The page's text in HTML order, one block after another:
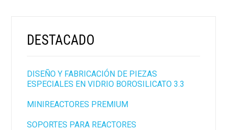
DESTACADO
DISEÑO Y FABRICACIÓN DE PIEZAS
ESPECIALES EN VIDRIO BOROSILICATO 3.3
MINIREACTORES PREMIUM
SOPORTES PARA REACTORES